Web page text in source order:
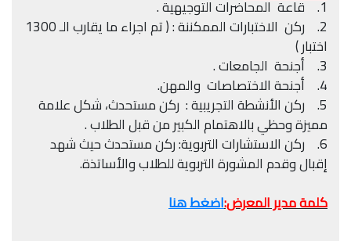
1. قاعة المحاضرات التوجيهية .
2. ركن الاختبارات الممكننة : ( تم اجراء ما يقارب الـ 1300
اختبار )
3. أجنحة الجامعات .
4. أجنحة الاختصاصات والمهن.
5. ركن الأنشطة التجريبية : ركن مستحدث، شكل علامة
مميزة وحظي بالاهتمام الكبير من قبل الطلاب .
6. ركن الاستشارات التربوية: ركن مستحدث حيث شهد
إقبال وقدم المشورة التربوية للطلاب والأساتذة.
كلمة مدير المعرض:اضغط هنا